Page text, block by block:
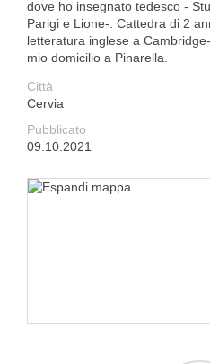
dove ho insegnato tedesco -
Parigi e Lione-. Cattedra di 2
letteratura inglese a
mio domicilio a Pinarella.
Città
Cervia
Pubblicato
09.10.2021